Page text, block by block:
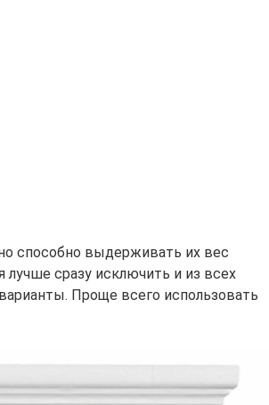
способно выдерживать их вес
сразу исключить и из всех
Проще всего использовать